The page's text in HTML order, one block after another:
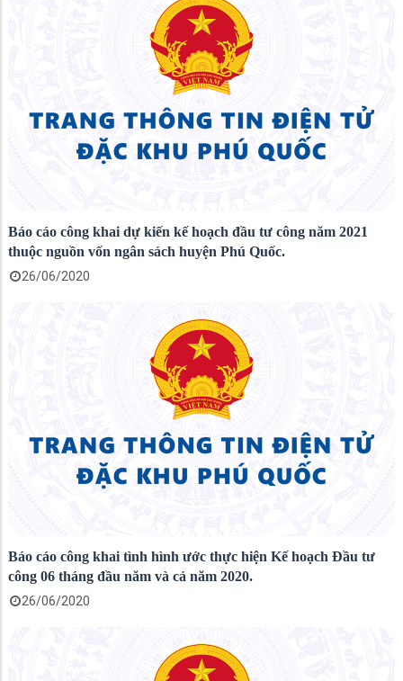
Báo cáo công khai dự kiến kế hoạch đầu tư công năm 2021
thuộc nguồn vốn ngân sách huyện Phú Quốc.
26/06/2020
Báo cáo công khai tình hình ước thực hiện Kế hoạch Đầu tư
công 06 tháng đầu năm và cả năm 2020.
26/06/2020